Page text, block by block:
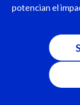
potencian el